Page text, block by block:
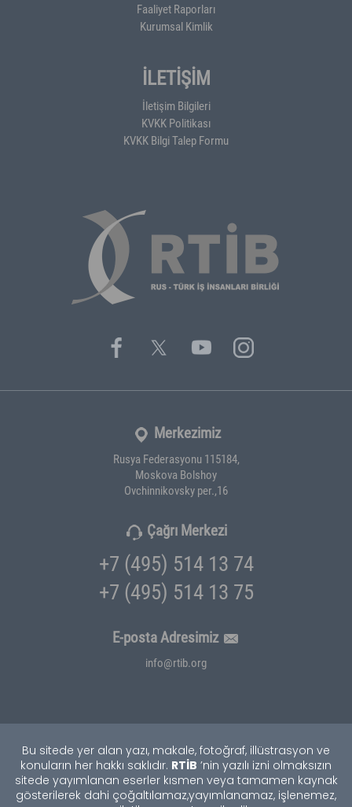
Faaliyet Raporları
Kurumsal Kimlik
İLETİŞİM
İletişim Bilgileri
KVKK Politikası
KVKK Bilgi Talep Formu
Merkezimiz
Rusya Federasyonu 115184,
Moskova Bolshoy
Ovchinnikovsky per.,16
Çağrı Merkezi
+7 (495) 514 13 74
+7 (495) 514 13 75
E-posta Adresimiz
info@rtib.org
Bu sitede yer alan yazı, makale, fotoğraf, illüstrasyon ve
konuların her hakkı saklıdır. RTİB ’nin yazılı izni olmaksızın
sitede yayımlanan eserler kısmen veya tamamen kaynak
gösterilerek dahi çoğaltılamaz,yayımlanamaz, işlenemez,